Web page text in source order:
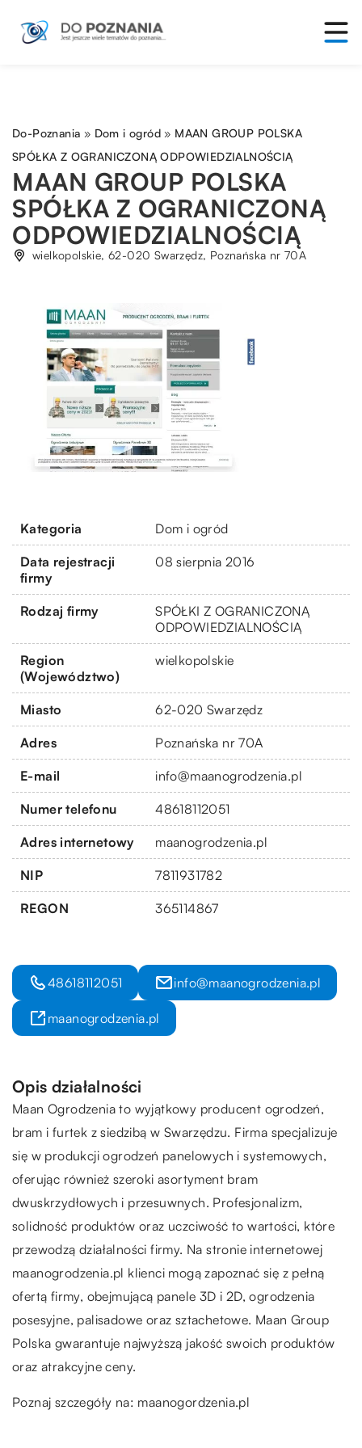
Do-Poznania » Dom i ogród » MAAN GROUP POLSKA
SPÓŁKA Z OGRANICZONĄ ODPOWIEDZIALNOŚCIĄ
MAAN GROUP POLSKA
SPÓŁKA Z OGRANICZONĄ
ODPOWIEDZIALNOŚCIĄ
wielkopolskie, 62-020 Swarzędz, Poznańska nr 70A
Kategoria Dom i ogród
Data rejestracji
firmy
08 sierpnia 2016
Rodzaj firmy
SPÓŁKI Z OGRANICZONĄ
ODPOWIEDZIALNOŚCIĄ
Region
(Województwo)
wielkopolskie
Miasto 62-020 Swarzędz
Adres Poznańska nr 70A
E-mail info@maanogrodzenia.pl
Numer telefonu 48618112051
Adres internetowy maanogrodzenia.pl
NIP 7811931782
REGON 365114867
48618112051 info@maanogrodzenia.pl
maanogrodzenia.pl
Opis działalności
Maan Ogrodzenia to wyjątkowy producent ogrodzeń,
bram i furtek z siedzibą w Swarzędzu. Firma specjalizuje
się w produkcji ogrodzeń panelowych i systemowych,
oferując również szeroki asortyment bram
dwuskrzydłowych i przesuwnych. Profesjonalizm,
solidność produktów oraz uczciwość to wartości, które
przewodzą działalności firmy. Na stronie internetowej
maanogrodzenia.pl klienci mogą zapoznać się z pełną
ofertą firmy, obejmującą panele 3D i 2D, ogrodzenia
posesyjne, palisadowe oraz sztachetowe. Maan Group
Polska gwarantuje najwyższą jakość swoich produktów
oraz atrakcyjne ceny.
Poznaj szczegóły na: maanogordzenia.pl